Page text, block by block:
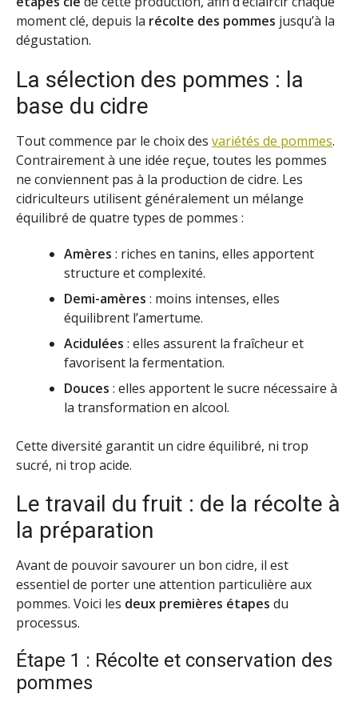
moment clé, depuis la récolte des pommes jusqu’à la
dégustation.
La sélection des pommes : la
base du cidre
Tout commence par le choix des variétés de pommes.
Contrairement à une idée reçue, toutes les pommes
ne conviennent pas à la production de cidre. Les
cidriculteurs utilisent généralement un mélange
équilibré de quatre types de pommes :
Amères : riches en tanins, elles apportent
structure et complexité.
Demi-amères : moins intenses, elles
équilibrent l’amertume.
Acidulées : elles assurent la fraîcheur et
favorisent la fermentation.
Douces : elles apportent le sucre nécessaire à
la transformation en alcool.
Cette diversité garantit un cidre équilibré, ni trop
sucré, ni trop acide.
Le travail du fruit : de la récolte à
la préparation
Avant de pouvoir savourer un bon cidre, il est
essentiel de porter une attention particulière aux
pommes. Voici les deux premières étapes du
processus.
Étape 1 : Récolte et conservation des
pommes